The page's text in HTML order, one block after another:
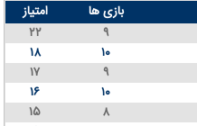
بازی ها
امتیاز
۹
۲۲
۱۰
۱۸
۹
۱۷
۱۰
۱۶
۸
۱۵